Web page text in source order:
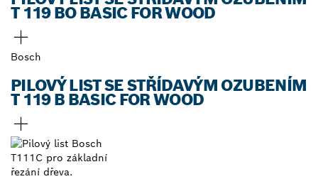
T 119 BO BASIC FOR WOOD
Bosch
PILOVÝ LIST SE STŘÍDAVÝM OZUBENÍM
T 119 B BASIC FOR WOOD